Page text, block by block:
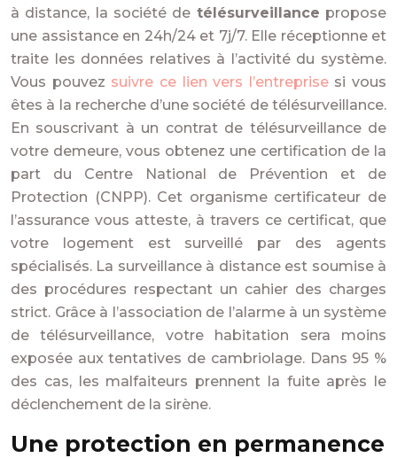
à distance, la société de télésurveillance propose
une assistance en 24h/24 et 7j/7. Elle réceptionne et
traite les données relatives à l’activité du système.
Vous pouvez suivre ce lien vers l’entreprisesi vous
êtes à la recherche d’une société de télésurveillance.
En souscrivant à un contrat de télésurveillance de
votre demeure, vous obtenez une certification de la
part du Centre National de Prévention et de
Protection (CNPP). Cet organisme certificateur de
l’assurance vous atteste, à travers ce certificat, que
votre logement est surveillé par des agents
spécialisés. La surveillance à distance est soumise à
des procédures respectant un cahier des charges
strict. Grâce à l’association de l’alarme à un système
de télésurveillance, votre habitation sera moins
exposée aux tentatives de cambriolage. Dans 95 %
des cas, les malfaiteurs prennent la fuite après le
déclenchement de la sirène.
Une protection en permanence